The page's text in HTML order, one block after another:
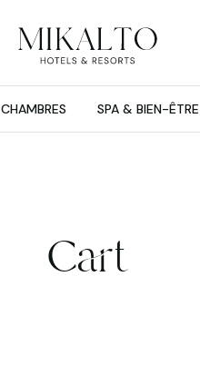
CHAMBRES SPA & BIEN-ÊTRE
Cart